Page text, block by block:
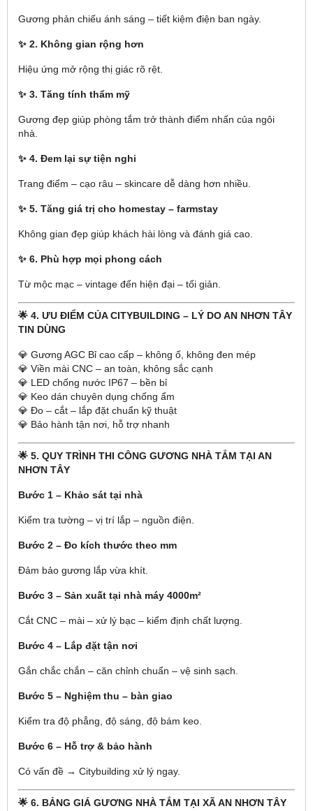
Gương phản chiếu ánh sáng – tiết kiệm điện ban ngày.
✨ 2. Không gian rộng hơn
Hiệu ứng mở rộng thị giác rõ rệt.
✨ 3. Tăng tính thẩm mỹ
Gương đẹp giúp phòng tắm trở thành điểm nhấn của ngôi
nhà.
✨ 4. Đem lại sự tiện nghi
Trang điểm – cạo râu – skincare dễ dàng hơn nhiều.
✨ 5. Tăng giá trị cho homestay – farmstay
Không gian đẹp giúp khách hài lòng và đánh giá cao.
✨ 6. Phù hợp mọi phong cách
Từ mộc mạc – vintage đến hiện đại – tối giản.
🌟 4. ƯU ĐIỂM CỦA CITYBUILDING – LÝ DO AN NHƠN TÂY
TIN DÙNG
💎 Gương AGC Bỉ cao cấp – không ố, không đen mép
💎 Viền mài CNC – an toàn, không sắc cạnh
💎 LED chống nước IP67 – bền bỉ
💎 Keo dán chuyên dụng chống ẩm
💎 Đo – cắt – lắp đặt chuẩn kỹ thuật
💎 Bảo hành tận nơi, hỗ trợ nhanh
🌟 5. QUY TRÌNH THI CÔNG GƯƠNG NHÀ TẮM TẠI AN
NHƠN TÂY
Bước 1 – Khảo sát tại nhà
Kiểm tra tường – vị trí lắp – nguồn điện.
Bước 2 – Đo kích thước theo mm
Đảm bảo gương lắp vừa khít.
Bước 3 – Sản xuất tại nhà máy 4000m²
Cắt CNC – mài – xử lý bạc – kiểm định chất lượng.
Bước 4 – Lắp đặt tận nơi
Gắn chắc chắn – căn chỉnh chuẩn – vệ sinh sạch.
Bước 5 – Nghiệm thu – bàn giao
Kiểm tra độ phẳng, độ sáng, độ bám keo.
Bước 6 – Hỗ trợ & bảo hành
Có vấn đề → Citybuilding xử lý ngay.
🌟 6. BẢNG GIÁ GƯƠNG NHÀ TẮM TẠI XÃ AN NHƠN TÂY